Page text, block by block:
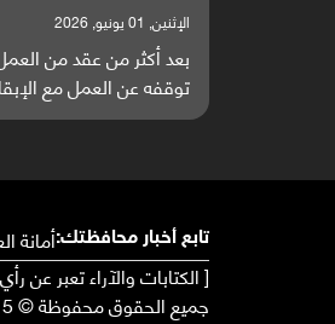
الإثنين, 25 مايو, 2026
باحثون من اليمن يدخلون
واعدة منشورة عالميا
تابع أخبار محافظتك:أمانة
[ الكتابات والآراء تعبر
جميع الحقوق محفوظة © 2015 - 2026